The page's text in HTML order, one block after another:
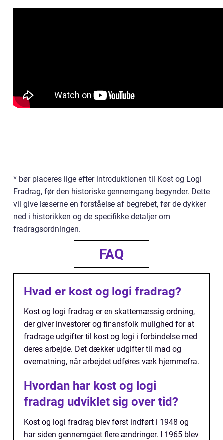
* bør placeres lige efter introduktionen til Kost og Logi
Fradrag, før den historiske gennemgang begynder. Dette
vil give læserne en forståelse af begrebet, før de dykker
ned i historikken og de specifikke detaljer om
fradragsordningen.
FAQ
Hvad er kost og logi fradrag?
Kost og logi fradrag er en skattemæssig ordning,
der giver investorer og finansfolk mulighed for at
fradrage udgifter til kost og logi i forbindelse med
deres arbejde. Det dækker udgifter til mad og
overnatning, når arbejdet udføres væk hjemmefra.
Hvordan har kost og logi
fradrag udviklet sig over tid?
Kost og logi fradrag blev først indført i 1948 og
har siden gennemgået flere ændringer. I 1965 blev